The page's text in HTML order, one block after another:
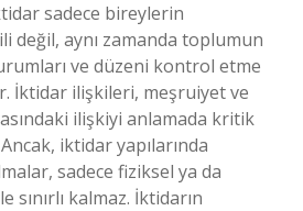
sadece bireylerin
değil, aynı zamanda toplumun
ve düzeni kontrol etme
İktidar ilişkileri, meşruiyet ve
ilişkiyi anlamada kritik
iktidar yapılarında
sadece fiziksel ya da
sınırlı kalmaz. İktidarın